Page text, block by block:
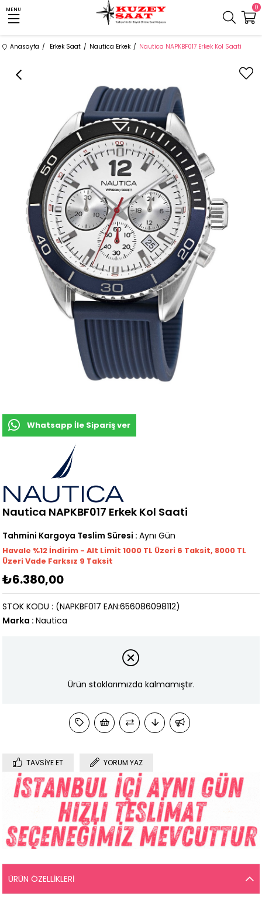
MENU 0
Anasayfa Erkek Saat Nautica Erkek Nautica NAPKBF017 Erkek Kol Saati
Whatsapp İle Sipariş ver
Nautica NAPKBF017 Erkek Kol Saati
Tahmini Kargoya Teslim Süresi : Aynı Gün
Havale %12 İndirim - Alt Limit 1000 TL Üzeri 6 Taksit, 8000 TL
Üzeri Vade Farksız 9 Taksit
₺6.380,00
(NAPKBF017 EAN:656086098112)
STOK KODU
Marka : Nautica
Ürün stoklarımızda kalmamıştır.
TAVSIYE ET YORUM YAZ
ÜRÜN ÖZELLIKLERI